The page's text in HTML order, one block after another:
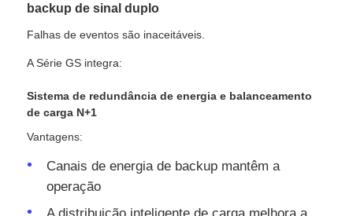
backup de sinal duplo
Falhas de eventos são inaceitáveis.
A Série GS integra:
Sistema de redundância de energia e balanceamento
de carga N+1
Vantagens:
Canais de energia de backup mantêm a
operação